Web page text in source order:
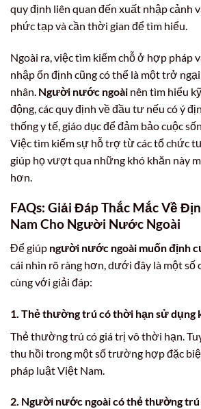
quy định liên quan đến xuất nhập cảnh
phức tạp và cần thời gian để tìm hiểu.
Ngoài ra, việc tìm kiếm chỗ ở hợp pháp
nhập ổn định cũng có thể là một trở
nhân. Người nước ngoài nên tìm hiểu
động, các quy định về đầu tư nếu có ý
thống y tế, giáo dục để đảm bảo cuộc
Việc tìm kiếm sự hỗ trợ từ các tổ chức
giúp họ vượt qua những khó khăn này
hơn.
FAQs: Giải Đáp Thắc Mắc Về
Nam Cho Người Nước Ngoài
Để giúp người nước ngoài muốn định
cái nhìn rõ ràng hơn, dưới đây là một số
cùng với giải đáp:
1. Thẻ thường trú có thời hạn sử dụng
Thẻ thường trú có giá trị vô thời hạn.
thu hồi trong một số trường hợp đặc
pháp luật Việt Nam.
2. Người nước ngoài có thẻ thường